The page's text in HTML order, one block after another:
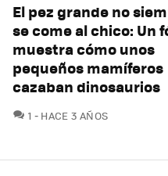
El pez grande no
se come al chico: Un
muestra cómo unos
pequeños mamíferos
cazaban dinosaurios
1 COMENTARIOS
HACE 3 AÑOS